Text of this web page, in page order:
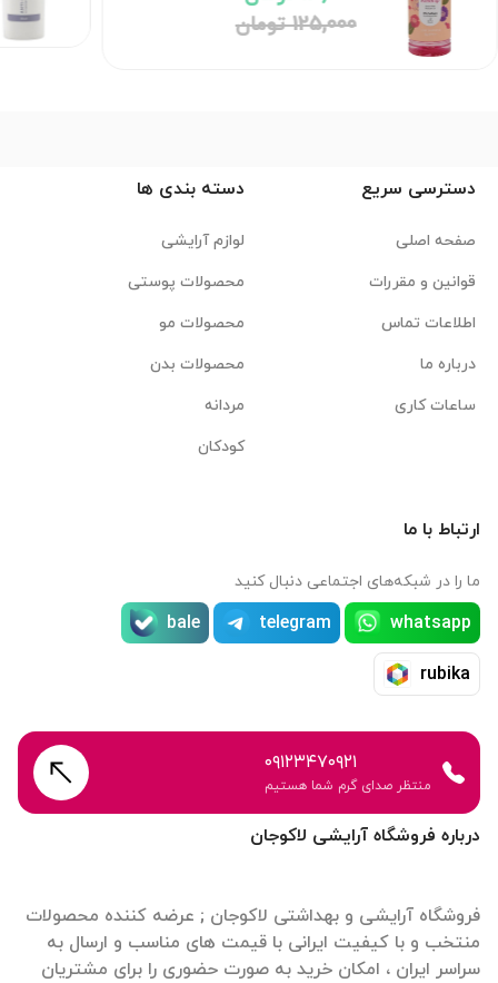
125,000 تومان
درباره فروشگاه آرایشی لاکوجان
فروشگاه آرایشی و بهداشتی لاکوجان ; عرضه کننده محصولات
منتخب و با کیفیت ایرانی با قیمت های مناسب و ارسال به
سراسر ایران ، امکان خرید به صورت حضوری را برای مشتریان
دسترسی سریع
صفحه اصلی
قوانین و مقررات
اطلاعات تماس
درباره ما
ساعات کاری
دسته بندی ها
لوازم آرایشی
محصولات پوستی
محصولات مو
محصولات بدن
مردانه
کودکان
ارتباط با ما
ما را در شبکه‌های اجتماعی دنبال کنید
whatsapp
telegram
bale
rubika
۰۹۱۲۳۴۷۰۹۲۱
منتظر صدای گرم شما هستیم